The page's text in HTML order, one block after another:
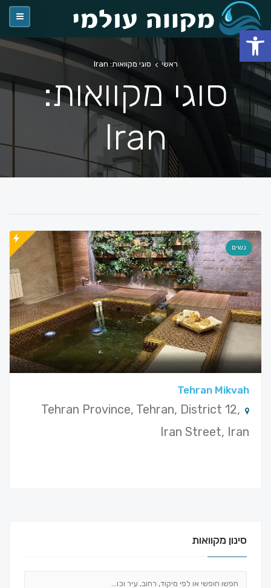
ראשי סוגי מקוואות: Iran
סוגי מקוואות:
Iran
נשים
Tehran Mikvah
Tehran Province, Tehran, District 12,
Iran Street, Iran
סינון מקוואות
פתח סרגל נגישות